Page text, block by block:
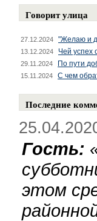
Говорит улица
27.12.2024 "Желаю и
13.12.2024 Чей успех
29.11.2024 По пути
15.11.2024 С чем
Последние
Гость:
этом